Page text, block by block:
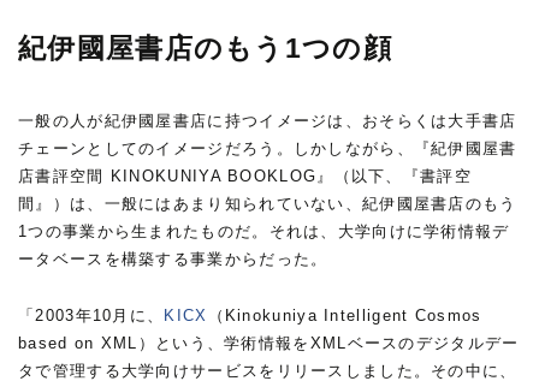
紀伊國屋書店のもう1つの顔
一般の人が紀伊國屋書店に持つイメージは、おそらくは大手書店
チェーンとしてのイメージだろう。しかしながら、『紀伊國屋書
店書評空間 KINOKUNIYA BOOKLOG』（以下、『書評空
間』）は、一般にはあまり知られていない、紀伊國屋書店のもう
1つの事業から生まれたものだ。それは、大学向けに学術情報デ
ータベースを構築する事業からだった。
「2003年10月に、 KICX
（Kinokuniya Intelligent Cosmos
based on XML）という、学術情報をXMLベースのデジタルデー
タで管理する大学向けサービスをリリースしました。その中に、